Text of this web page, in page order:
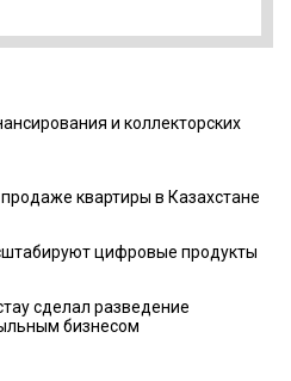
и коллекторских
квартиры в Казахстане
цифровые продукты
сделал разведение
бизнесом